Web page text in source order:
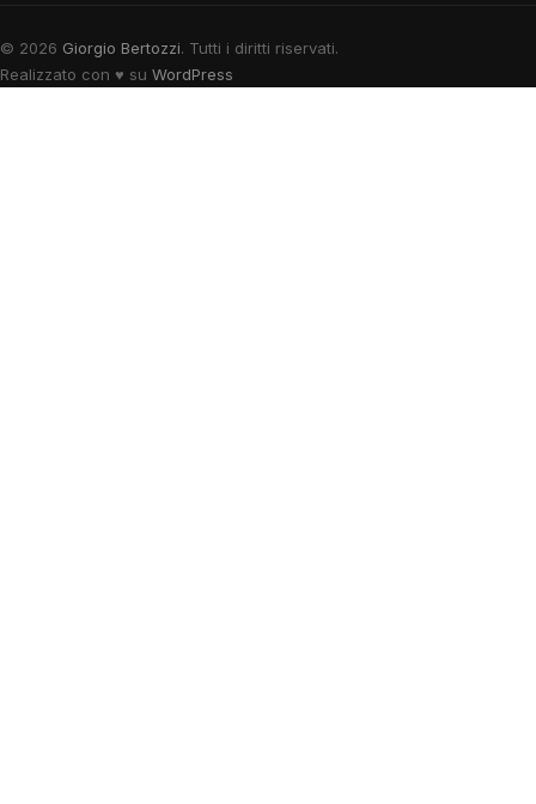
© 2026 Giorgio Bertozzi. Tutti i diritti riservati.
Realizzato con ♥ su WordPress